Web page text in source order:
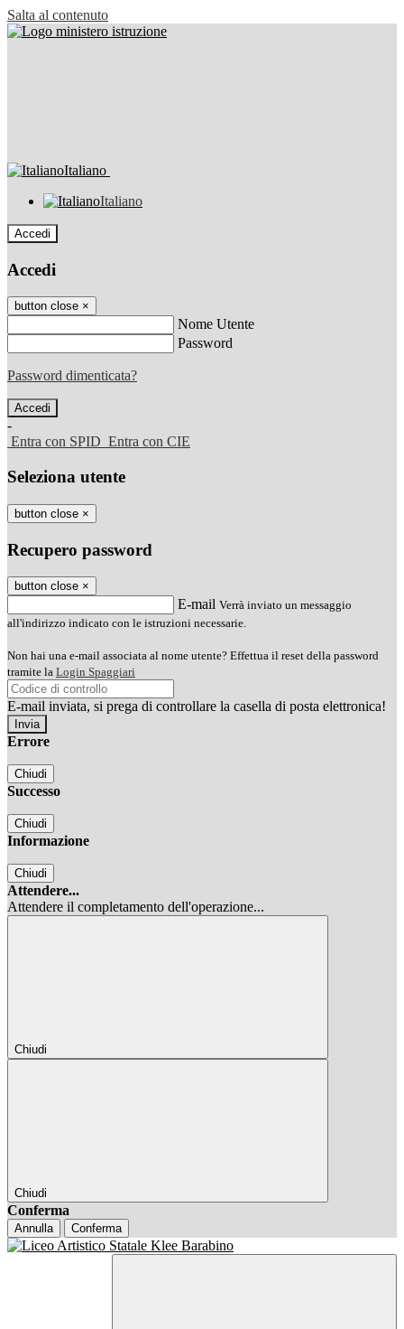
Salta al contenuto
Italiano
Italiano
Accedi
Accedi
button close ×
Nome Utente
Password
Password dimenticata?
-
Entra con SPID Entra con CIE
Seleziona utente
button close ×
Recupero password
button close ×
E-mail Verrà inviato un messaggio
all'indirizzo indicato con le istruzioni necessarie.
Non hai una e-mail associata al nome utente? Effettua il reset della password
tramite la Login Spaggiari
E-mail inviata, si prega di controllare la casella di posta elettronica!
Errore
Chiudi
Successo
Chiudi
Informazione
Chiudi
Attendere...
Attendere il completamento dell'operazione...
Chiudi
Chiudi
Conferma
Annulla Conferma